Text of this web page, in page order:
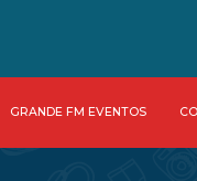
GRANDE FM EVENTOS